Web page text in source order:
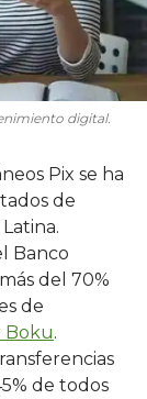
digital.
Pix se ha
de
Banco
del 70%
de
Boku.
de todos